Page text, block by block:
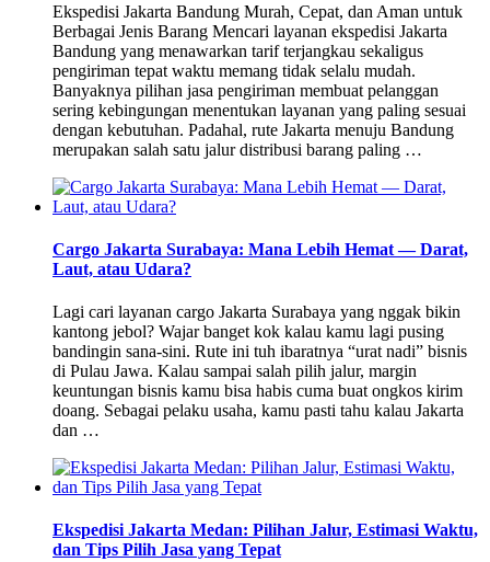
Ekspedisi Jakarta Bandung Murah, Cepat, dan Aman untuk
Berbagai Jenis Barang Mencari layanan ekspedisi Jakarta
Bandung yang menawarkan tarif terjangkau sekaligus
pengiriman tepat waktu memang tidak selalu mudah.
Banyaknya pilihan jasa pengiriman membuat pelanggan
sering kebingungan menentukan layanan yang paling sesuai
dengan kebutuhan. Padahal, rute Jakarta menuju Bandung
merupakan salah satu jalur distribusi barang paling …
Cargo Jakarta Surabaya: Mana Lebih Hemat — Darat,
Laut, atau Udara?
Lagi cari layanan cargo Jakarta Surabaya yang nggak bikin
kantong jebol? Wajar banget kok kalau kamu lagi pusing
bandingin sana-sini. Rute ini tuh ibaratnya “urat nadi” bisnis
di Pulau Jawa. Kalau sampai salah pilih jalur, margin
keuntungan bisnis kamu bisa habis cuma buat ongkos kirim
doang. Sebagai pelaku usaha, kamu pasti tahu kalau Jakarta
dan …
Ekspedisi Jakarta Medan: Pilihan Jalur, Estimasi Waktu,
dan Tips Pilih Jasa yang Tepat